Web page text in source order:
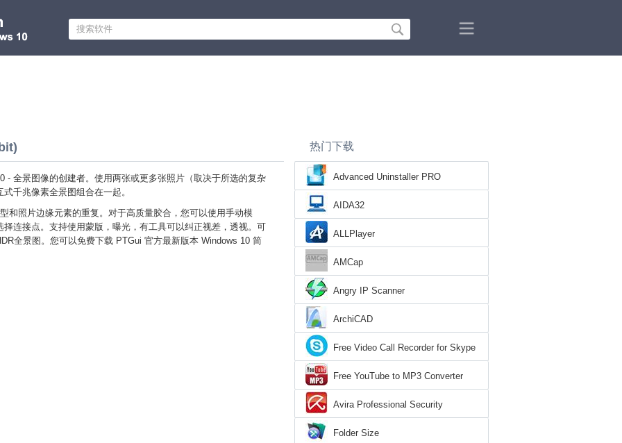
- 全景图像的创建者。使用两张或更多张照片（取决于所选的复杂
千兆像素全景图组合在一起。
和照片边缘元素的重复。对于高质量胶合，您可以使用手动模
择连接点。支持使用蒙版，曝光，有工具可以纠正视差，透视。可
全景图。您可以免费下载 PTGui 官方最新版本 Windows 10 简
热门下载
Advanced Uninstaller PRO
AIDA32
ALLPlayer
AMCap
Angry IP Scanner
ArchiCAD
Free Video Call Recorder for Skype
Free YouTube to MP3 Converter
Avira Professional Security
Folder Size